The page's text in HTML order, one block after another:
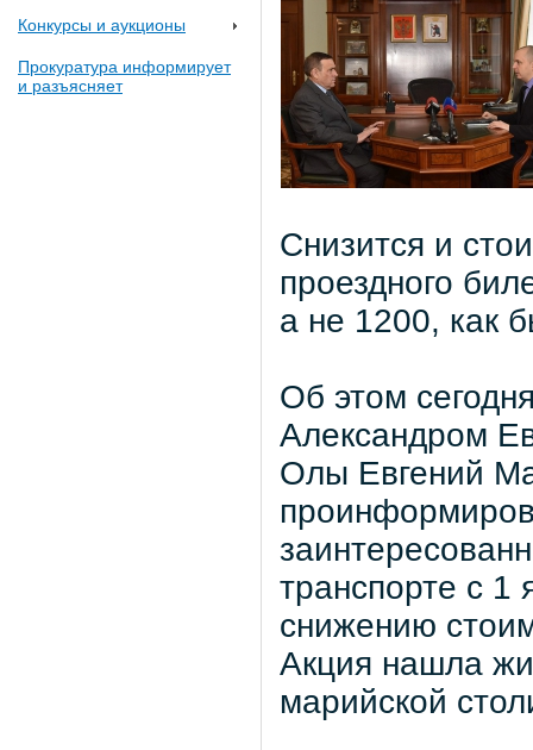
Конкурсы и аукционы
Прокуратура информирует
и разъясняет
Снизится и
проездного
а не 1200, как
Об этом
Александром
Олы Евгений
транспорте с 1
снижению
Акция нашла
марийской